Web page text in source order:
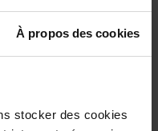
À propos des cookies
stocker des cookies
le moment
50€